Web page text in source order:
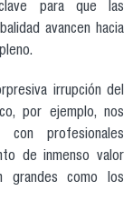
para que las
avancen hacia
irrupción del
por ejemplo, nos
con profesionales
de inmenso valor
grandes como los